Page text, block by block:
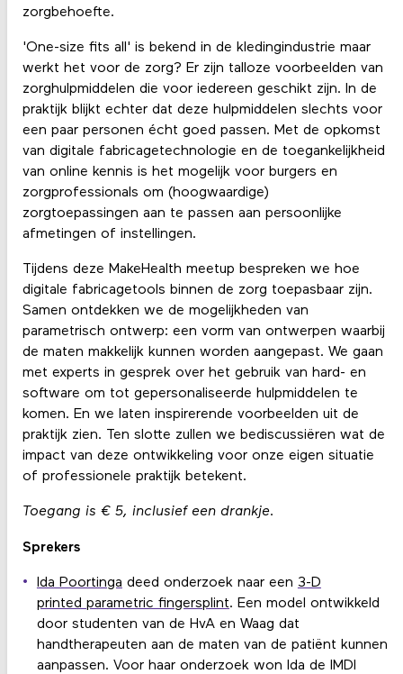
zorgbehoefte.
'One-size fits all' is bekend in de kledingindustrie maar
werkt het voor de zorg? Er zijn talloze voorbeelden van
zorghulpmiddelen die voor iedereen geschikt zijn. In de
praktijk blijkt echter dat deze hulpmiddelen slechts voor
een paar personen écht goed passen. Met de opkomst
van digitale fabricagetechnologie en de toegankelijkheid
van online kennis is het mogelijk voor burgers en
zorgprofessionals om (hoogwaardige)
zorgtoepassingen aan te passen aan persoonlijke
afmetingen of instellingen.
Tijdens deze MakeHealth meetup bespreken we hoe
digitale fabricagetools binnen de zorg toepasbaar zijn.
Samen ontdekken we de mogelijkheden van
parametrisch ontwerp: een vorm van ontwerpen waarbij
de maten makkelijk kunnen worden aangepast. We gaan
met experts in gesprek over het gebruik van hard- en
software om tot gepersonaliseerde hulpmiddelen te
komen. En we laten inspirerende voorbeelden uit de
praktijk zien. Ten slotte zullen we bediscussiëren wat de
impact van deze ontwikkeling voor onze eigen situatie
of professionele praktijk betekent.
Toegang is € 5, inclusief een drankje.
Sprekers
Ida Poortinga deed onderzoek naar een 3-D
printed parametric fingersplint. Een model ontwikkeld
door studenten van de HvA en Waag dat
handtherapeuten aan de maten van de patiënt kunnen
aanpassen. Voor haar onderzoek won Ida de IMDI